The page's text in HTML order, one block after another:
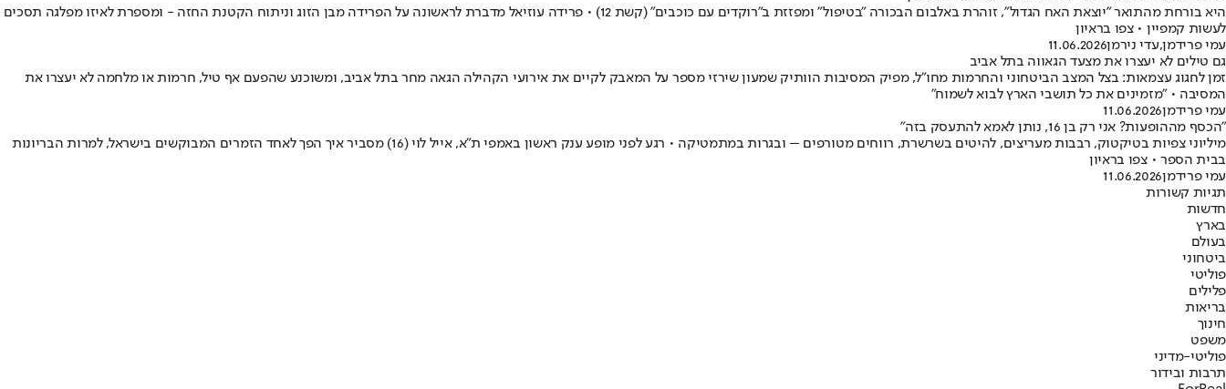
היא בורחת מהתואר "יוצאת האח הגדול", זוהרת באלבום הבכורה "בטיפול" ומפזזת ב"רוקדים עם כוכבים" (קשת 12) • פרידה עוזיאל מדברת לראשונה על הפרידה מבן הזוג וניתוח הקטנת החזה - ומספרת לאיזו מפלגה תסכים
לעשות קמפיין • צפו בראיון
עמי פרידמן,עדי נירמן11.06.2026
גם טילים לא יעצרו את מצעד הגאווה בתל אביב
זמן לחגוג עצמאות: בצל המצב הביטחוני והחרמות מחו"ל, מפיק המסיבות הוותיק שמעון שירזי מספר על המאבק לקיים את אירועי הקהילה הגאה מחר בתל אביב, ומשוכנע שהפעם אף טיל, חרמות או מלחמה לא יעצרו את
המסיבה • "מזמינים את כל תושבי הארץ לבוא לשמוח"
עמי פרידמן11.06.2026
"הכסף מההופעות? אני רק בן 16, נותן לאמא להתעסק בזה"
מיליוני צפיות בטיקטוק, רבבות מעריצים, להיטים בשרשרת, רווחים מטורפים – ובגרות במתמטיקה • רגע לפני מופע ענק ראשון באמפי ת"א, אייל לוי (16) מסביר איך הפך לאחד הזמרים המבוקשים בישראל, למרות הבריונות
בבית הספר • צפו בראיון
עמי פרידמן11.06.2026
תגיות קשורות
חדשות
בארץ
בעולם
ביטחוני
פוליטי
פלילים
בריאות
חינוך
משפט
פוליטי-מדיני
תרבות ובידור